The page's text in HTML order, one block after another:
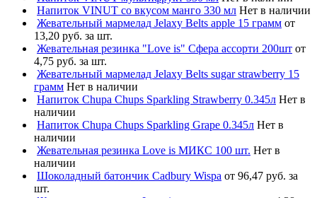
Напиток VINUT со вкусом манго 330 мл Нет в наличии
Жевательный мармелад Jelaxy Belts apple 15 грамм от
13,20 руб. за шт.
Жевательная резинка "Love is" Сфера ассорти 200шт от
4,75 руб. за шт.
Жевательный мармелад Jelaxy Belts sugar strawberry 15
грамм Нет в наличии
Напиток Chupa Chups Sparkling Strawberry 0.345л Нет в
наличии
Напиток Chupa Chups Sparkling Grape 0.345л Нет в
наличии
Жевательная резинка Love is МИКС 100 шт. Нет в
наличии
Шоколадный батончик Cadbury Wispa от 96,47 руб. за
шт.